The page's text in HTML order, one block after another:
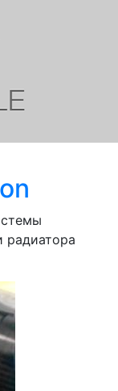
радиатора